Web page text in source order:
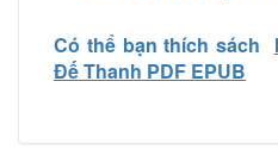
Có thể bạn thích sách
Đế Thanh PDF EPUB